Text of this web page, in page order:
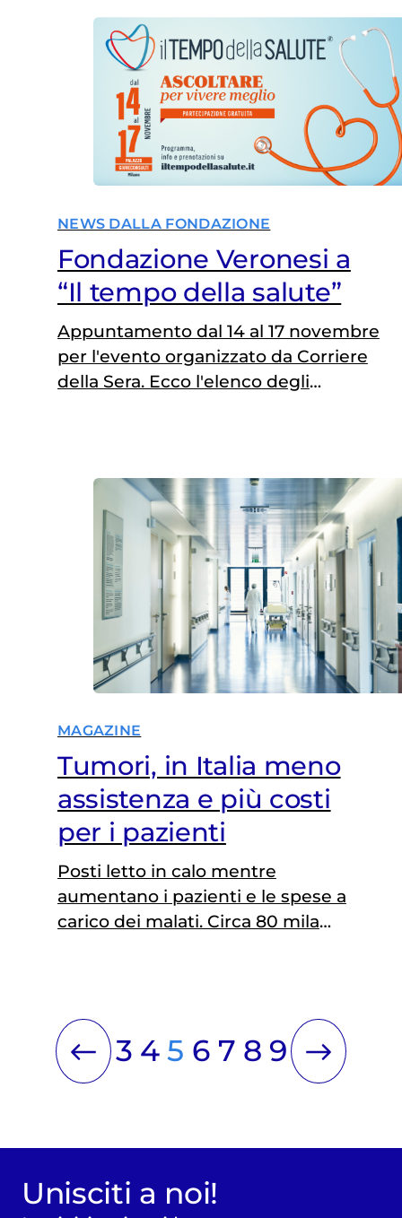
NEWS DALLA FONDAZIONE
Fondazione Veronesi a
“Il tempo della salute”
Appuntamento dal 14 al 17 novembre
per l'evento organizzato da Corriere
della Sera. Ecco l'elenco degli
MAGAZINE
Tumori, in Italia meno
assistenza e più costi
per i pazienti
Posti letto in calo mentre
aumentano i pazienti e le spese a
carico dei malati. Circa 80 mila
L'allarme di AIOM
3 4 5 6 7 8 9
Unisciti a noi!